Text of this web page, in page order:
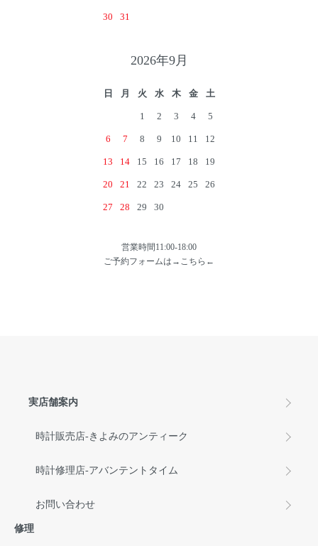
30 31
2026年9月
日 月 火 水 木 金 土
1 2 3 4 5
6 7 8 9 10 11 12
13 14 15 16 17 18 19
20 21 22 23 24 25 26
27 28 29 30
営業時間11:00-18:00
ご予約フォームは→ こちら ←
実店舗案内
時計販売店-きよみのアンティーク
時計修理店-アバンテントタイム
お問い合わせ
修理